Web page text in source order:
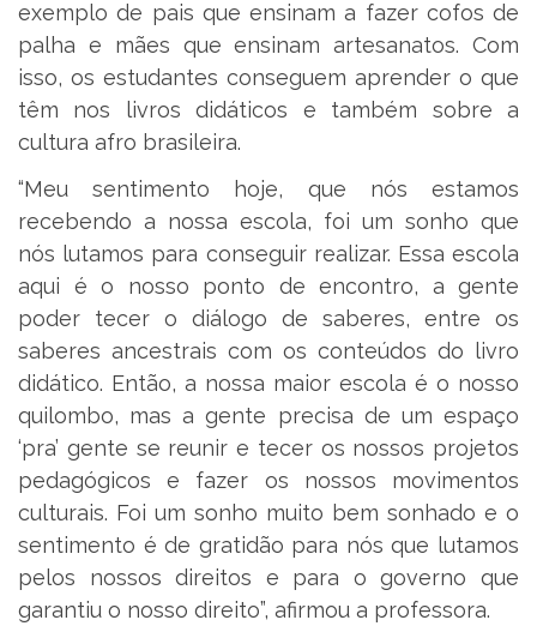
exemplo de pais que ensinam a fazer cofos de
palha e mães que ensinam artesanatos. Com
isso, os estudantes conseguem aprender o que
têm nos livros didáticos e também sobre a
cultura afro brasileira.
“Meu sentimento hoje, que nós estamos
recebendo a nossa escola, foi um sonho que
nós lutamos para conseguir realizar. Essa escola
aqui é o nosso ponto de encontro, a gente
poder tecer o diálogo de saberes, entre os
saberes ancestrais com os conteúdos do livro
didático. Então, a nossa maior escola é o nosso
quilombo, mas a gente precisa de um espaço
‘pra’ gente se reunir e tecer os nossos projetos
pedagógicos e fazer os nossos movimentos
culturais. Foi um sonho muito bem sonhado e o
sentimento é de gratidão para nós que lutamos
pelos nossos direitos e para o governo que
garantiu o nosso direito”, afirmou a professora.